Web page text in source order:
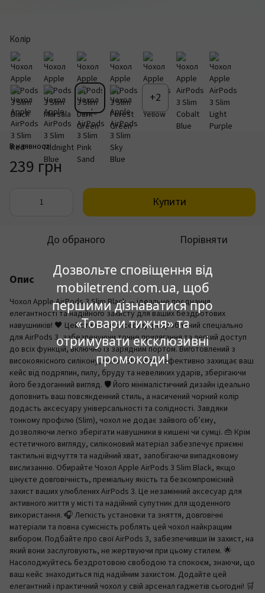
Дозвольте сповіщення від
mobiletrend.com.ua, щоб
першими дізнаватися про
«Товари тижня» та
отримувати ексклюзивні
промокоди!
Колір
+2
В наявності
239 грн
Купити
До обраного Порівняти
Опис
Чохол Apple AirPods 3 Slim Black — ідеальне поєднання
елегантності та надійного захисту для ваших бездротових
навушників! 🖤 Цей стильний аксесуар розроблений спеціально
для AirPods 3, забезпечуючи точне прилягання та легкий доступ
до всіх функцій, включно із зарядним портом. Виготовлений з
високоякісного силікону, чохол Slim Black ефективно захищає ваш
кейс від подряпин, пилу, бруду та невеликих ударів, зберігаючи
його бездоганний вигляд. 🛡️ Його мінімалістичний дизайн ідеально
доповнить ваш повсякденний стиль, а насичений чорний колір
додасть аксесуару універсальності та солідності. Завдяки
тонкому профілю (Slim), чохол не додає зайвого об’єму,
дозволяючи легко зберігати навушники в кишені чи сумці. 👜 Крім
естетичного вигляду, силіконовий матеріал забезпечує приємні
тактильні відчуття та надійний хват, запобігаючи випадковому
вислизанню. Обирайте Чохол Apple AirPods 3 Slim Black, якщо
цінуєте довговічність, преміальну якість та безкомпромісний
захист ваших улюблених AirPods 3. Це незамінний аксесуар для
активного життя у місті та надійний супутник для щоденного
використання. 🎧 Легкість установки та зняття, довговічні
матеріали та повна сумісність роблять цей чохол найкращим
вибором. Подбайте про свої AirPods 3, забезпечивши їм захист, на
який вони заслуговують, не жертвуючи при цьому стилем. 🌟
Насолоджуйтесь бездротовою свободою та спокоєм, знаючи, що
ваш кейс знаходиться під надійним захистом. Додайте цей
елегантний і практичний чохол у свій арсенал гаджетів сьогодні! 🛒